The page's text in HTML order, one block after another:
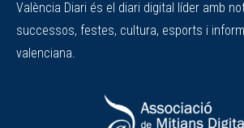
València Diari és el diari digital líder amb
successos, festes, cultura, esports i
valenciana.